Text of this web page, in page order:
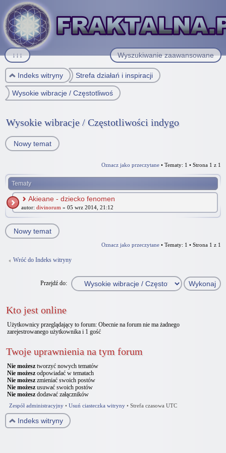
Wyszukiwanie zaawansowane
↓↓↓
Indeks witryny Strefa działań i inspiracji
Wysokie wibracje / Częstotliwości indygo
Wysokie wibracje / Częstotliwości indygo
Nowy temat
Oznacz jako przeczytane • Tematy: 1 • Strona 1 z 1
Tematy
Akieane - dziecko fenomen
autor: divinorum » 05 wrz 2014, 21:12
Nowy temat
Oznacz jako przeczytane • Tematy: 1 • Strona 1 z 1
Wróć do Indeks witryny
Przejdź do:
Kto jest online
Użytkownicy przeglądający to forum: Obecnie na forum nie ma żadnego
zarejestrowanego użytkownika i 1 gość
Twoje uprawnienia na tym forum
Nie możesz tworzyć nowych tematów
Nie możesz odpowiadać w tematach
Nie możesz zmieniać swoich postów
Nie możesz usuwać swoich postów
Nie możesz dodawać załączników
Zespół administracyjny • Usuń ciasteczka witryny • Strefa czasowa UTC
Indeks witryny